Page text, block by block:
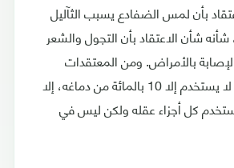
بأن لمس الضفادع يسبب الثآليل
شأن الاعتقاد بأن التجول والشعر
بالأمراض. ومن المعتقدات
الشائعة أن الإنسان لا يستخدم إلا 10 بالمائة من دماغه، إلا
كل أجزاء عقله ولكن ليس في